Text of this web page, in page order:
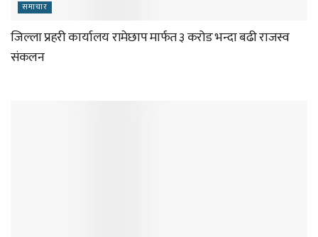
समाचार
जिल्ला प्रहरी कार्यालय रामेछाप मार्फत ३ करोड भन्दा बढी राजस्व
संकलन